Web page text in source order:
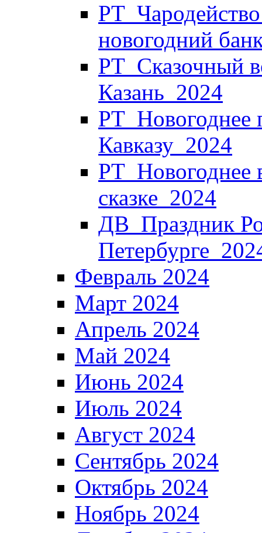
новогодний
РТ_Сказочный
Казань_2024
РТ_Новогоднее
Кавказу_2024
РТ_Новогоднее
сказке_2024
ДВ_Праздник
Февраль 2024
Март 2024
Апрель 2024
Май 2024
Июнь 2024
Июль 2024
Август 2024
Сентябрь 2024
Октябрь 2024
Ноябрь 2024